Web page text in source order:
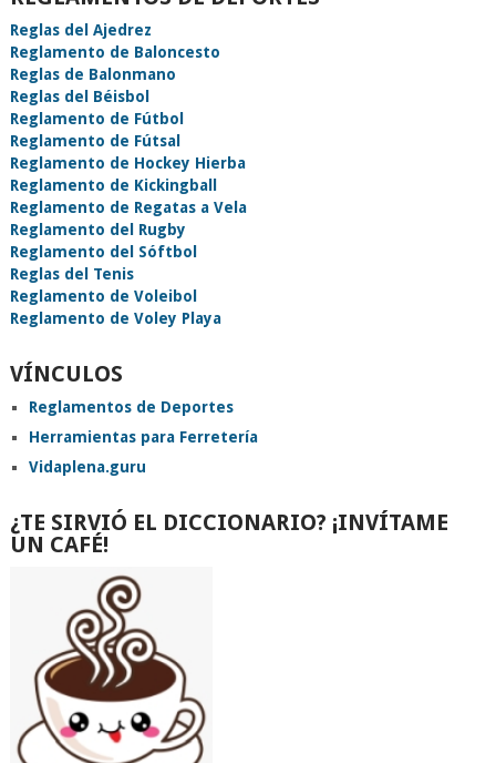
Reglas del Ajedrez
Reglamento de Baloncesto
Reglas de Balonmano
Reglas del Béisbol
Reglamento de Fútbol
Reglamento de Fútsal
Reglamento de Hockey Hierba
Reglamento de Kickingball
Reglamento de Regatas a Vela
Reglamento del Rugby
Reglamento del Sóftbol
Reglas del Tenis
Reglamento de Voleibol
Reglamento de Voley Playa
VÍNCULOS
Reglamentos de Deportes
Herramientas para Ferretería
Vidaplena.guru
¿TE SIRVIÓ EL DICCIONARIO? ¡INVÍTAME
UN CAFÉ!